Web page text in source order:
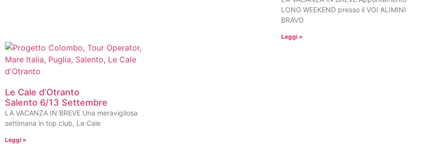
LONG WEEKEND presso il VOI ALIMINI
BRAVO
Leggi »
Le Cale d’Otranto
Salento 6/13 Settembre
LA VACANZA IN BREVE Una meravigliosa
settimana in top club, Le Cale
Leggi »